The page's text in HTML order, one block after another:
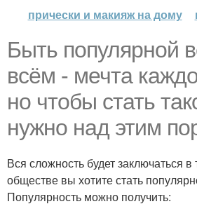
прически и макияж на дому
Быть популярной
всём - мечта
но чтобы стать
нужно над этим
Вся сложность будет заключаться в
обществе вы хотите стать
Популярность можно получить: